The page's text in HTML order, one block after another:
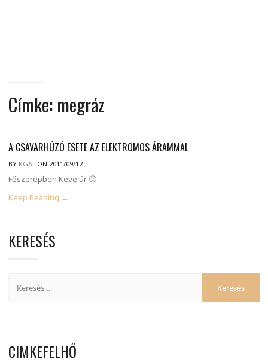
Címke: megráz
A CSAVARHÚZÓ ESETE AZ ELEKTROMOS ÁRAMMAL
BY KGA ON 2011/09/12
Főszerepben Keve úr 🙂
Keep Reading →
KERESÉS
CIMKEFELHŐ